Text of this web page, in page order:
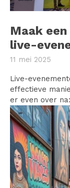
Maak
live-
11 mei 2025
Live-
effectieve
er even over